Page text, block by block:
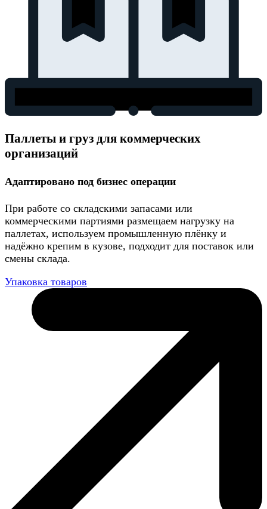
Паллеты и груз для коммерческих
организаций
Адаптировано под бизнес операции
При работе со складскими запасами или
коммерческими партиями размещаем нагрузку на
паллетах, используем промышленную плёнку и
надёжно крепим в кузове, подходит для поставок или
смены склада.
Упаковка товаров